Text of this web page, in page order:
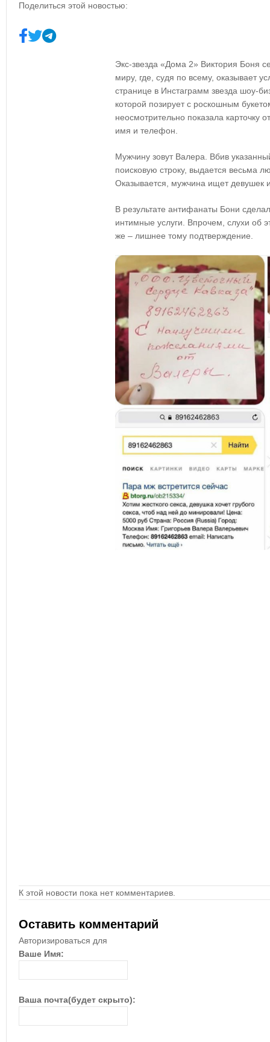
Поделиться этой новостью:
Экс-звезда «Дома 2» Виктория Боня
миру, где, судя по всему, оказывает
странице в Инстаграмм звезда шоу-
которой позирует с роскошным
неосмотрительно показала карточку
имя и телефон.
Мужчину зовут Валера. Вбив
поисковую строку, выдается весьма
Оказывается, мужчина ищет девушек
В результате антифанаты Бони
интимные услуги. Впрочем, слухи об
же – лишнее тому подтверждение.
К этой новости пока нет комментариев.
Оставить комментарий
Авторизироваться для
Ваше Имя:
Ваша почта(будет скрыто):